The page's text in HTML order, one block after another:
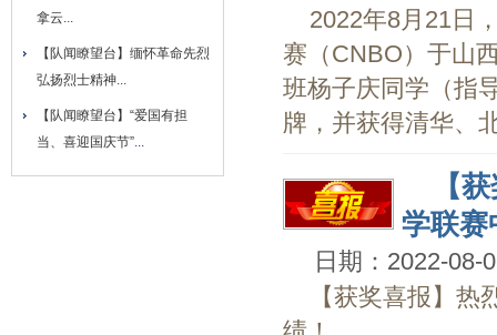
拿云...
【队闻瞭望台】缅怀革命先烈
弘扬烈士精神...
【队闻瞭望台】“爱国有担
当、喜迎国庆节”...
2022年8月21日
赛（CNBO）于山
班杨子庆同学（指
牌，并获得清华、
【
学联赛
日期：2022-08-
【获奖喜报】